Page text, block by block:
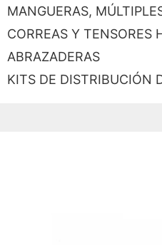
MANGUERAS,
CORREAS Y TENSORES
ABRAZADERAS
KITS DE DISTRIBUCIÓN